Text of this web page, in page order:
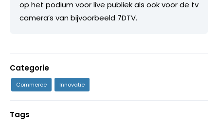
op het podium voor live publiek als ook voor de tv
camera’s van bijvoorbeeld 7DTV.
Categorie
Commerce Innovatie
Tags